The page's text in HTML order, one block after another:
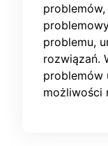
problemu,
rozwiązań.
problemów
możliwości